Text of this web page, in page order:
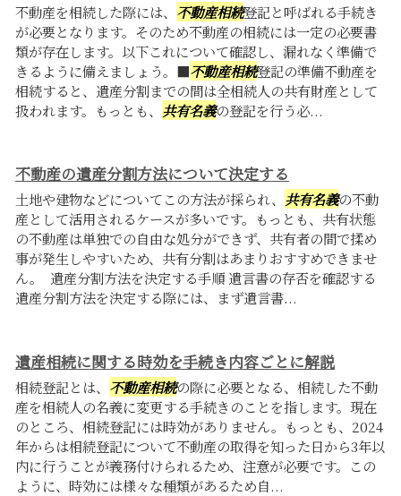
不動産を相続した際には、 不動産相続登記と呼ばれる手続き
が必要となります。そのため不動産の相続には一定の必要書
類が存在します。以下これについて確認し、漏れなく準備で
きるように備えましょう。■不動産相続登記の準備不動産を
相続すると、遺産分割までの間は全相続人の共有財産として
扱われます。もっとも、 共有名義の登記を行う必...
不動産の遺産分割方法について決定する
土地や建物などについてこの方法が採られ、 共有名義の不動
産として活用されるケースが多いです。もっとも、共有状態
の不動産は単独での自由な処分ができず、共有者の間で揉め
事が発生しやすいため、共有分割はあまりおすすめできませ
ん。 遺産分割方法を決定する手順 遺言書の存否を確認する
遺産分割方法を決定する際には、まず遺言書...
遺産相続に関する時効を手続き内容ごとに解説
相続登記とは、 不動産相続の際に必要となる、相続した不動
産を相続人の名義に変更する手続きのことを指します。現在
のところ、相続登記には時効がありません。もっとも、2024
年からは相続登記について不動産の取得を知った日から3年以
内に行うことが義務付けられるため、注意が必要です。この
ように、時効には様々な種類があるため自...